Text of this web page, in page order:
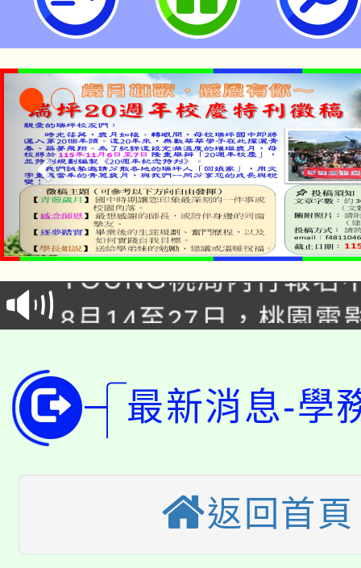
之海洋防災科普宣導資源-桃園市
「本色祭」8/29、30在
場熱烈登場!
8/21下午1時於龍潭區
徵才活動。
YOUNG桃局內行報名
局官網。
8月14至27日，桃園電
田徑場及游泳池舉行。
桃園市低收入戶享有免
視費優惠，中低收入戶
半價優惠，詳情可洽有
大園自造教育及科技中
份教師增能研習
大溪自造教育及科技中
份教師研習
淨零綠生活教案入校路
會
115年食農教育專業人
最新消息-學
返回首頁